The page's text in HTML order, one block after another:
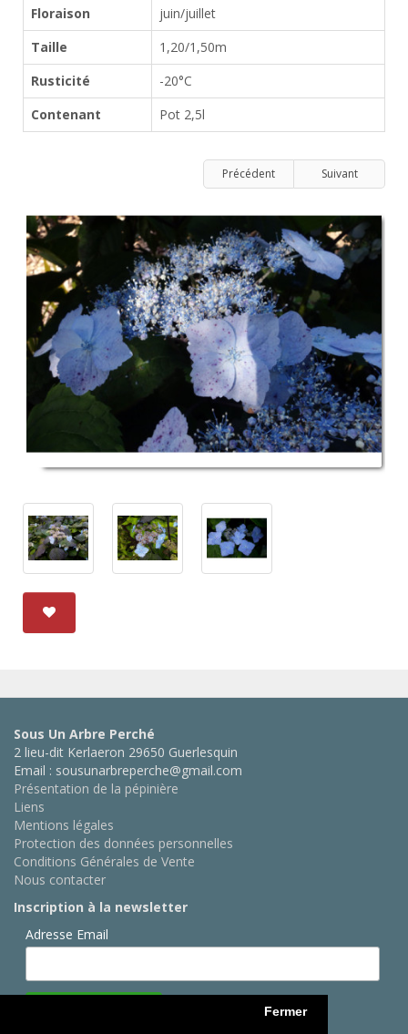
Fermer
Floraison
juin/juillet
Taille
1,20/1,50m
Rusticité
-20°C
Contenant
Pot 2,5l
Précédent Suivant
Sous Un Arbre Perché
2 lieu-dit Kerlaeron 29650 Guerlesquin
Email : sousunarbreperche@gmail.com
Présentation de la pépinière
Liens
Mentions légales
Protection des données personnelles
Conditions Générales de Vente
Nous contacter
Inscription à la newsletter
Adresse Email